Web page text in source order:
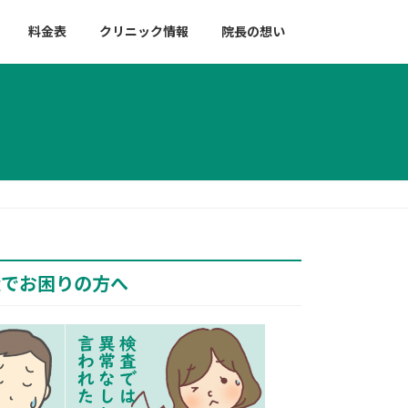
料金表 クリニック情報 院長の想い
お困りの方へ